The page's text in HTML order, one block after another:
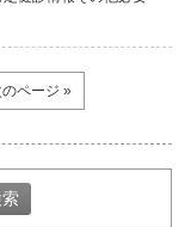
のページ »